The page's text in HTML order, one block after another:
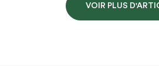
VOIR PLUS